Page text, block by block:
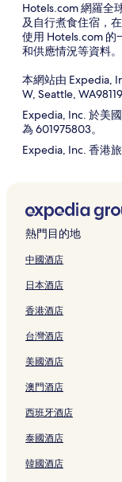
Hotels.com 網羅全
及自行煮食住宿，
使用 Hotels.com 的
和供應情況等資料。
本網站由 Expedia,
W, Seattle,
Expedia, Inc. 於美
為 601975803。
Expedia, Inc. 香港
熱門目的地
中國酒店
日本酒店
香港酒店
台灣酒店
美國酒店
澳門酒店
西班牙酒店
泰國酒店
韓國酒店